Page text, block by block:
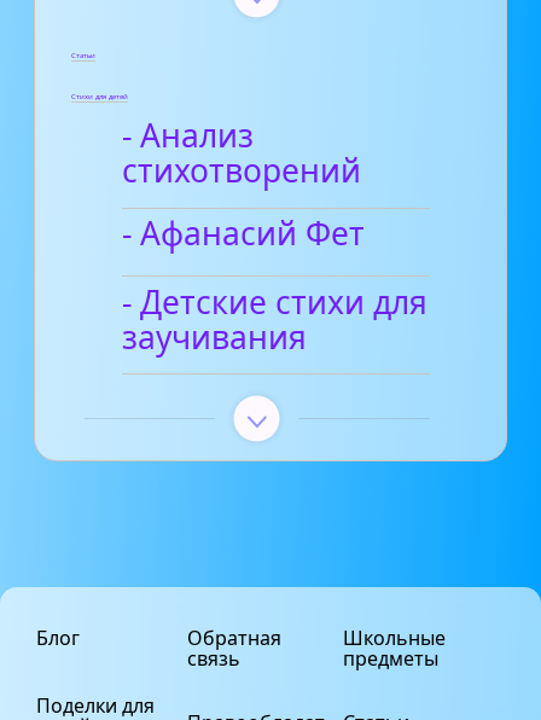
Статьи
Стихи для детей
- Анализ
стихотворений
- Афанасий Фет
- Детские стихи для
заучивания
Блог
Поделки для
Обратная
связь
Школьные
предметы